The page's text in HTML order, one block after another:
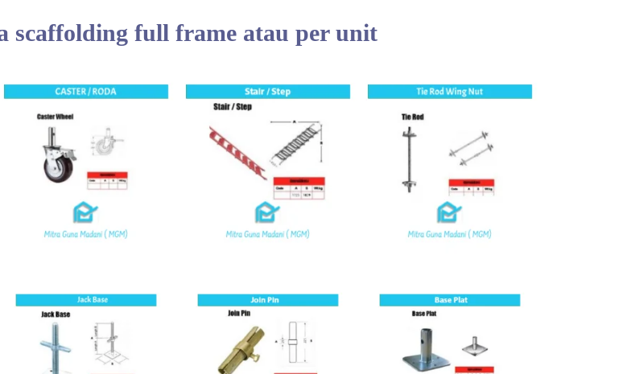
scaffolding full frame atau per unit